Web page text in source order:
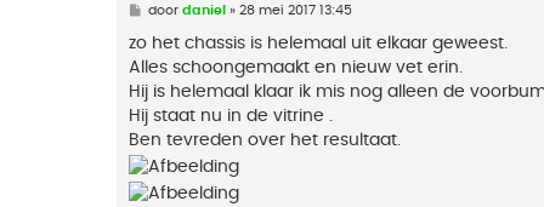
B
r
c
h
t
door daniel » 28 mei 2017 13:45
zo het chassis is helemaal uit elkaar geweest.
Alles schoongemaakt en nieuw vet erin.
Hij is helemaal klaar ik mis nog alleen de
Hij staat nu in de vitrine .
Ben tevreden over het resultaat.